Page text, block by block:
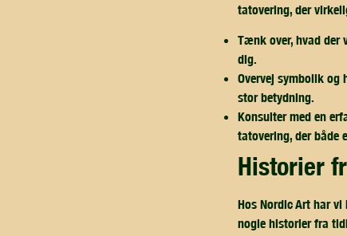
tatovering, der
Tænk over, hvad der
dig.
Overvej symbolik
stor betydning.
Konsulter med en
tatovering, der både
historier
Hos Nordic Art har
nogle historier fra